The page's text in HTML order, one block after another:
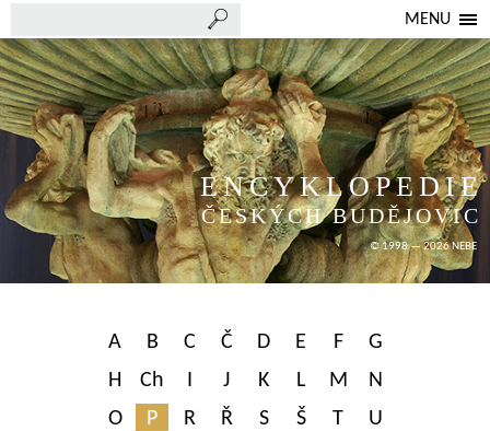
MENU
ENCYKLOPEDIE
ČESKÝCH BUDĚJOVIC
© 1998 — 2026 NEBE
A B C Č D E F
G
H
Ch I J K L M
N
O
P R Ř S Š T
U